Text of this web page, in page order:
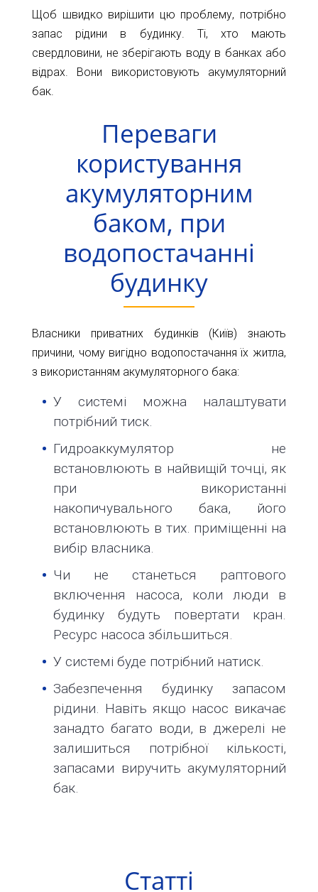
Щоб швидко вирішити цю проблему, потрібно
запас рідини в будинку. Ті, хто мають
свердловини, не зберігають воду в банках або
відрах. Вони використовують акумуляторний
бак.
Переваги
користування
акумуляторним
баком, при
водопостачанні
будинку
Власники приватних будинків (Київ) знають
причини, чому вигідно водопостачання їх житла,
з використанням акумуляторного бака:
У системі можна налаштувати
потрібний тиск.
Гидроаккумулятор не
встановлюють в найвищій точці, як
при використанні
накопичувального бака, його
встановлюють в тих. приміщенні на
вибір власника.
Чи не станеться раптового
включення насоса, коли люди в
будинку будуть повертати кран.
Ресурс насоса збільшиться.
У системі буде потрібний натиск.
Забезпечення будинку запасом
рідини. Навіть якщо насос викачає
занадто багато води, в джерелі не
залишиться потрібної кількості,
запасами виручить акумуляторний
бак.
Статті